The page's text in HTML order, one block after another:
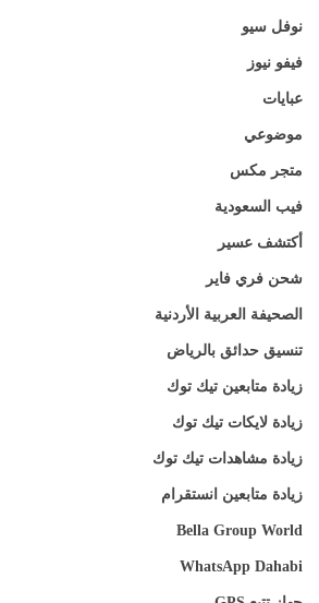
نوفل سيو
فيفو نيوز
عبايات
موضوعي
متجر مكس
فيب السعودية
أكتشف عسير
شحن فري فاير
الصحيفة العربية الأردنية
تنسيق حدائق بالرياض
زيادة متابعين تيك توك
زيادة لايكات تيك توك
زيادة مشاهدات تيك توك
زيادة متابعين انستقرام
Bella Group World
WhatsApp Dahabi